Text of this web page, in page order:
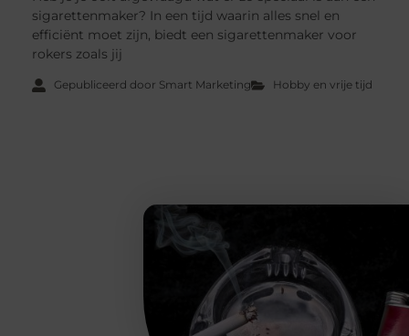
sigarettenmaker? In een tijd waarin alles snel en
efficiënt moet zijn, biedt een sigarettenmaker voor
rokers zoals jij
Gepubliceerd door Smart Marketing Hobby en vrije tijd